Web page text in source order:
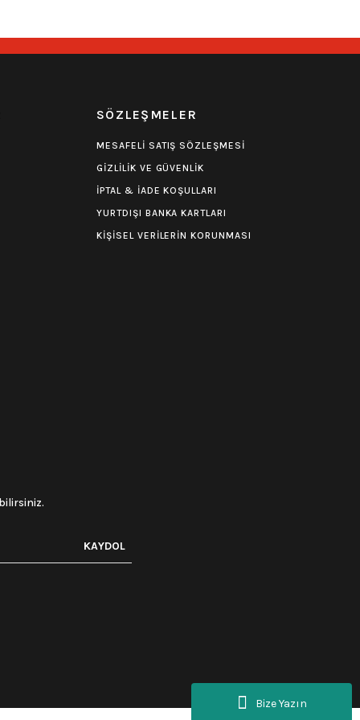
Bize Yazın
SÖZLEŞMELER
MESAFELİ SATIŞ SÖZLEŞMESİ
GİZLİLİK VE GÜVENLİK
İPTAL & İADE KOŞULLARI
YURTDIŞI BANKA KARTLARI
KİŞİSEL VERİLERİN KORUNMASI
KAYDOL